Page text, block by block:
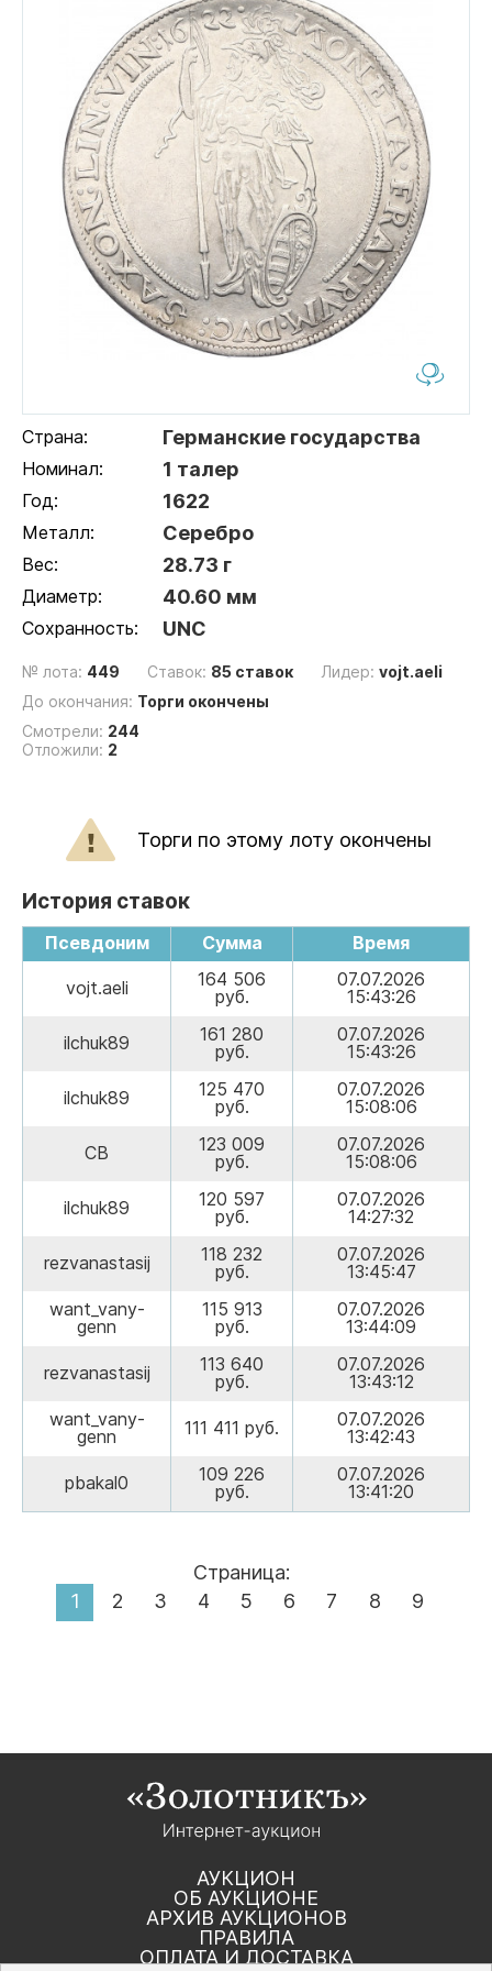
Страна: Германские государства
Номинал: 1 талер
Год: 1622
Металл: Серебро
Вес: 28.73 г
Диаметр: 40.60 мм
Сохранность: UNC
№ лота: 449 Ставок: 85 ставок Лидер: vojt.aeli
До окончания: Торги окончены
Смотрели: 244
Отложили: 2
Торги по этому лоту окончены
История ставок
Псевдоним Сумма Время
vojt.aeli
164 506
руб.
07.07.2026
15:43:26
ilchuk89
161 280
руб.
07.07.2026
15:43:26
ilchuk89
125 470
руб.
07.07.2026
15:08:06
СВ
123 009
руб.
07.07.2026
15:08:06
ilchuk89
120 597
руб.
07.07.2026
14:27:32
rezvanastasij
118 232
руб.
07.07.2026
13:45:47
want_vany-
genn
115 913
руб.
07.07.2026
13:44:09
rezvanastasij
113 640
руб.
07.07.2026
13:43:12
want_vany-
genn
111 411 руб.
07.07.2026
13:42:43
pbakal0
109 226
руб.
07.07.2026
13:41:20
Страница:
1
2 3 4 5 6 7 8 9
АУКЦИОН
ОБ АУКЦИОНЕ
АРХИВ АУКЦИОНОВ
ПРАВИЛА
ОПЛАТА И ДОСТАВКА